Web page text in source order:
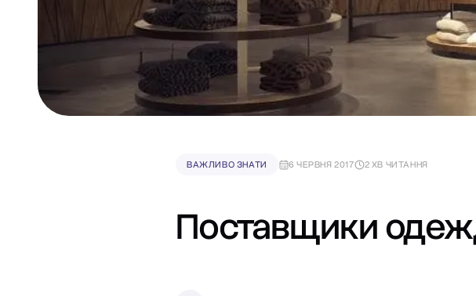
ВАЖЛИВО ЗНАТИ 6 ЧЕРВНЯ 2017 2 ХВ ЧИТАННЯ
Поставщики